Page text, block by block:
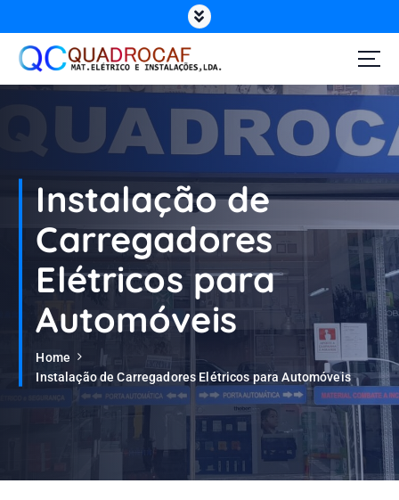
Instalação de
Carregadores
Elétricos para
Automóveis
Home
Instalação de Carregadores Elétricos para Automóveis